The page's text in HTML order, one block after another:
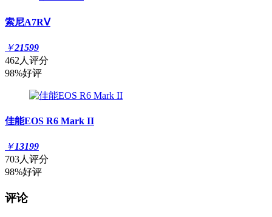
索尼A7RⅤ
￥21599
462人评分
98%好评
佳能EOS R6 Mark II
￥13199
703人评分
98%好评
评论